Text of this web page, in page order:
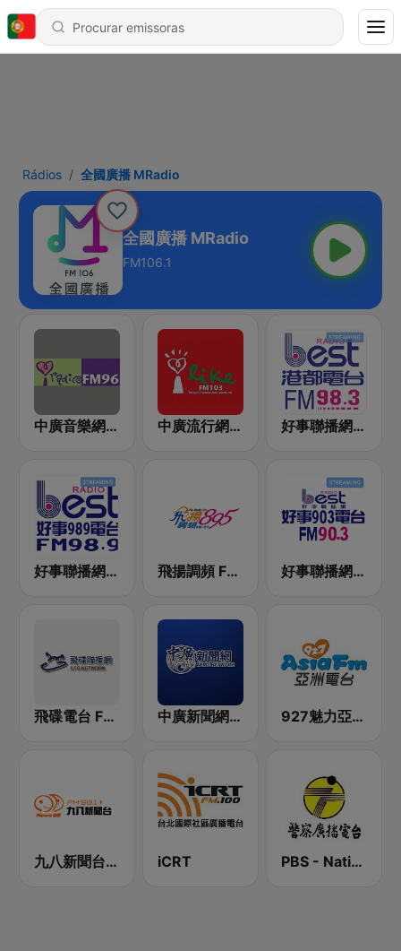
Rádios 全國廣播 MRadio
全國廣播 MRadio
FM106.1
中廣音樂網 i Radio FM96.3 中廣流行網 I like radio 好事聯播網 港都983 Best Radio FM98.3
好事聯播網 Best Radio FM98.9 飛揚調頻 FM 89.5 好事聯播網 Best Radio FM90.3
飛碟電台 FM92.1 中廣新聞網 BCC News Radio 927魅力亞洲 Asia FM 亞洲電台
九八新聞台 News98 FM 98.1 iCRT PBS - National Transportation